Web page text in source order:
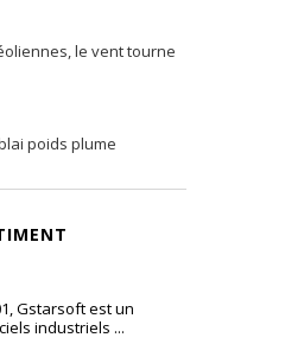
le vent tourne
poids plume
Gstarsoft est un
industriels ...